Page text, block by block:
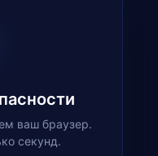
ваш браузер.
секунд.